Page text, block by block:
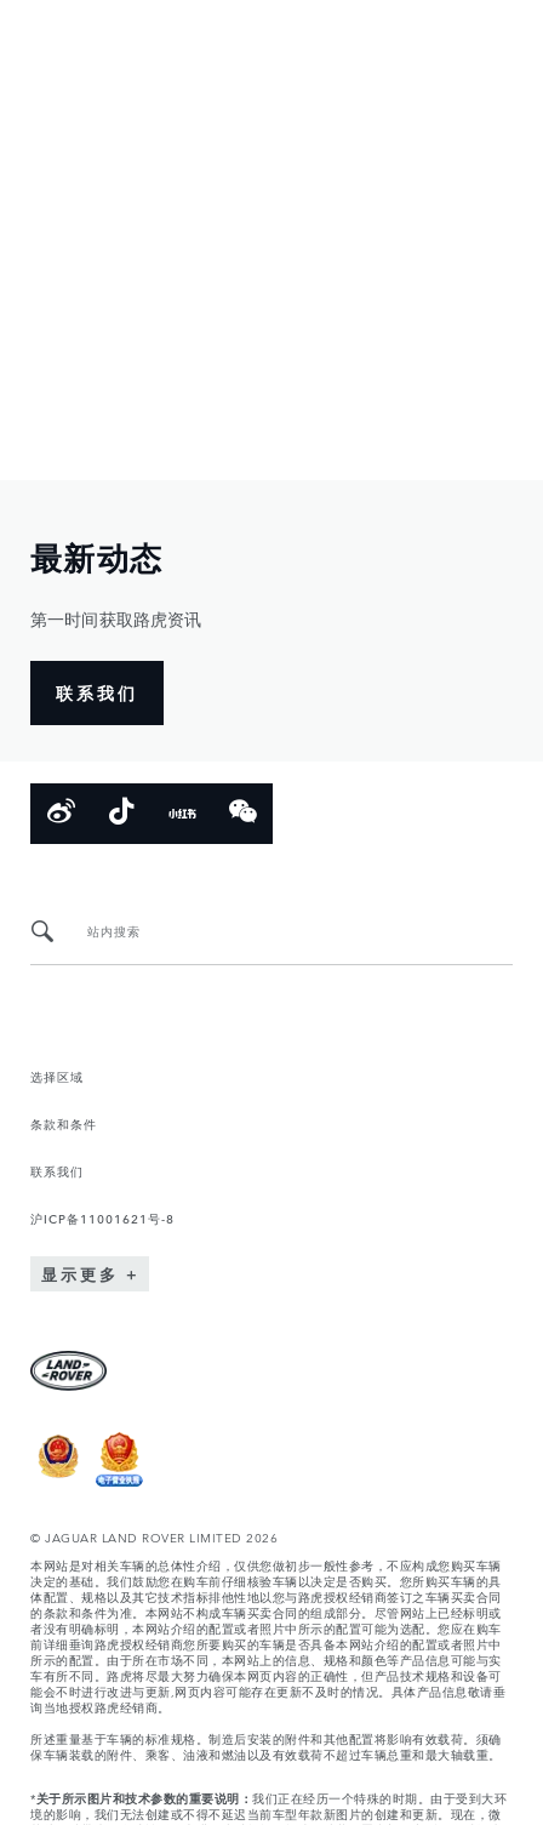
最新动态
第一时间获取路虎资讯
联系我们
站内搜索
选择区域
条款和条件
联系我们
沪ICP备11001621号-8
显示更多
© JAGUAR LAND ROVER LIMITED 2026
本网站是对相关车辆的总体性介绍，仅供您做初步一般性参考，不应构成您购买车辆
决定的基础。我们鼓励您在购车前仔细核验车辆以决定是否购买。您所购买车辆的具
体配置、规格以及其它技术指标排他性地以您与路虎授权经销商签订之车辆买卖合同
的条款和条件为准。本网站不构成车辆买卖合同的组成部分。尽管网站上已经标明或
者没有明确标明，本网站介绍的配置或者照片中所示的配置可能为选配。您应在购车
前详细垂询路虎授权经销商您所要购买的车辆是否具备本网站介绍的配置或者照片中
所示的配置。由于所在市场不同，本网站上的信息、规格和颜色等产品信息可能与实
车有所不同。路虎将尽最大努力确保本网页内容的正确性，但产品技术规格和设备可
能会不时进行改进与更新,网页内容可能存在更新不及时的情况。具体产品信息敬请垂
询当地授权路虎经销商。
所述重量基于车辆的标准规格。制造后安装的附件和其他配置将影响有效载荷。须确
保车辆装载的附件、乘客、油液和燃油以及有效载荷不超过车辆总重和最大轴载重。
*关于所示图片和技术参数的重要说明： 我们正在经历一个特殊的时期。由于受到大环
境的影响，我们无法创建或不得不延迟当前车型年款新图片的创建和更新。现在，微